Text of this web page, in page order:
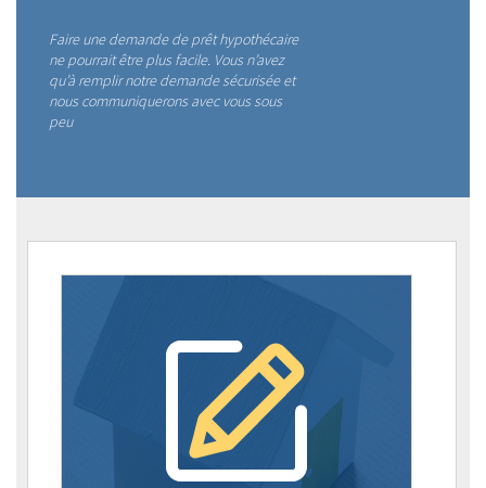
Faire une demande de prêt hypothécaire
ne pourrait être plus facile. Vous n’avez
qu’à remplir notre demande sécurisée et
nous communiquerons avec vous sous
peu